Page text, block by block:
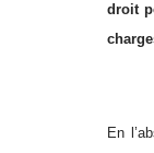
droit
En